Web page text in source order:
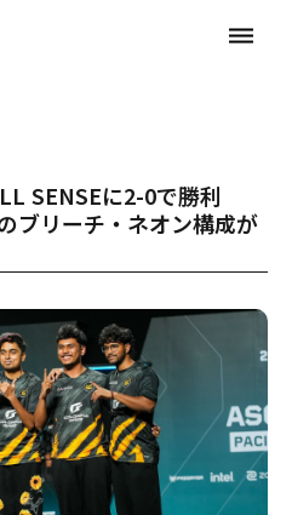
dehaze
SENSEに2-0で勝利
リーチ・ネオン構成が